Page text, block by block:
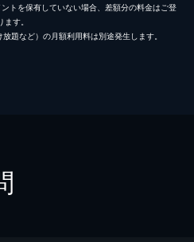
トを保有していない場合、差額分の料金はご登
す。
題など）の月額利用料は別途発生します。